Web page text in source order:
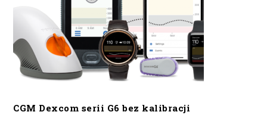
CGM Dexcom serii G6 bez kalibracji